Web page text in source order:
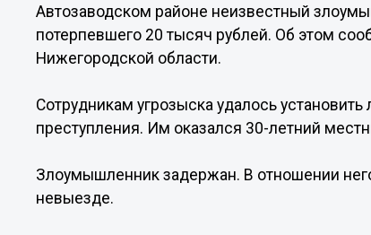
Автозаводском районе неизвестный
потерпевшего 20 тысяч рублей. Об этом
Нижегородской области.
Сотрудникам угрозыска удалось
преступления. Им оказался 30-летний
Злоумышленник задержан. В отношении
невыезде.